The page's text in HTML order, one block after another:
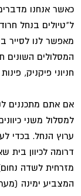
כאשר אנחנו
ל"טיולים בנחל
מאפשר לנו לסייר
המסלולים השונים
חניוני פיקניק,
אם אתם מתכננים
למסלול משני
המצביע ימינה